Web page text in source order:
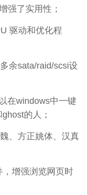
强了实用性；
驱动和优化程
余sata/raid/scsi设
在windows中一键
的人；
、方正姚体、汉真
，增强浏览网页时